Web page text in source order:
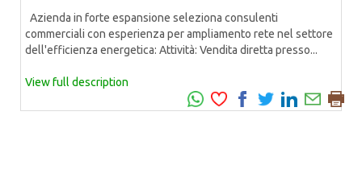
Azienda in forte espansione seleziona consulenti
commerciali con esperienza per ampliamento rete nel settore
dell'efficienza energetica: Attività: Vendita diretta presso...
View full description